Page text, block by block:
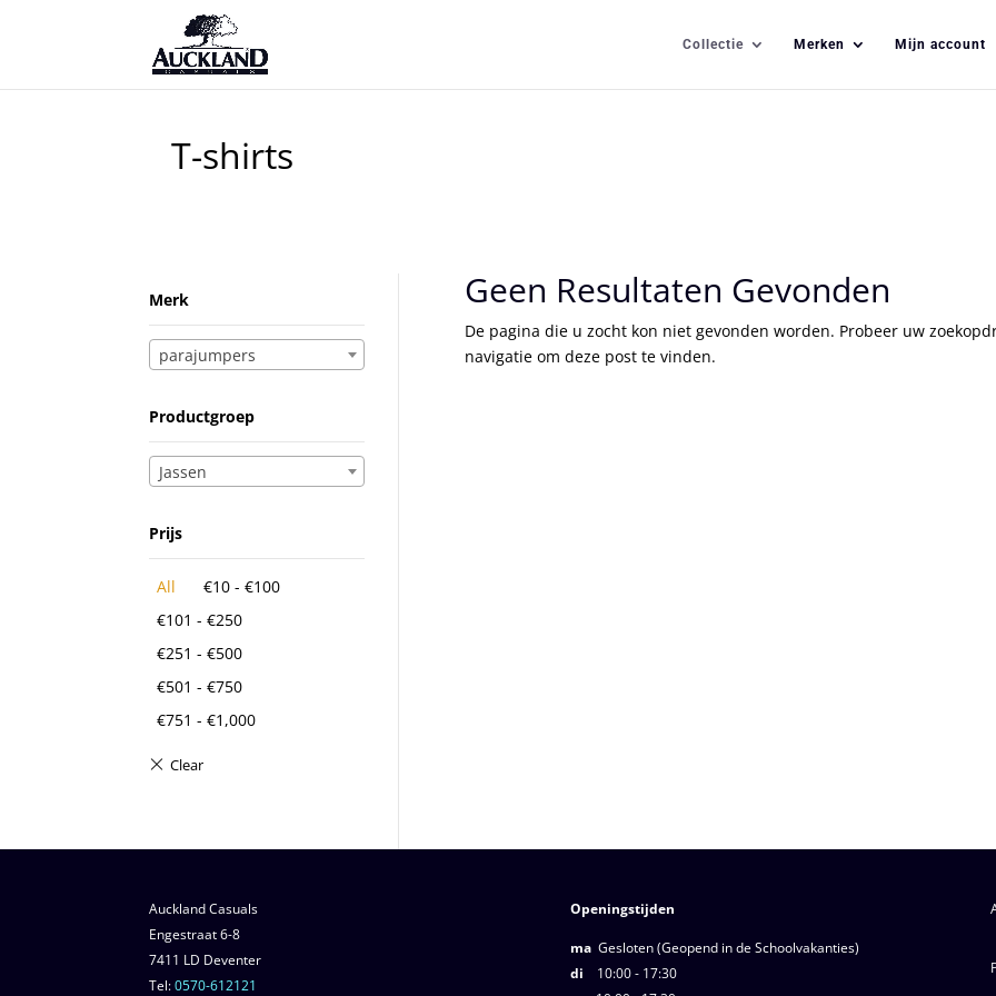
Collectie Merken Mijn account
T-shirts
Merk
parajumpers
Productgroep
Jassen
Prijs
All €10 -€100
€101 -€250
€251 -€500
€501 -€750
€751 -€1,000
Geen Resultaten Gevonden
De pagina die u zocht kon niet gevonden worden. Probeer uw
navigatie om deze post te vinden.
Auckland Casuals
Engestraat 6-8
7411 LD Deventer
Tel:0570-612121
Openingstijden
maGesloten (Geopend in de Schoolvakanties)
di 10:00 - 17:30